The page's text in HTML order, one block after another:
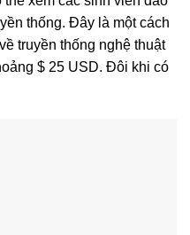
thống. Đây là một cách
truyền thống nghệ thuật
$ 25 USD. Đôi khi có